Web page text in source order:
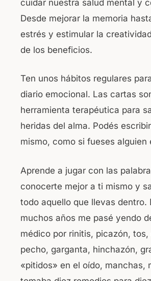
cuidar nuestra salud mental y
Desde mejorar la memoria
estrés y estimular la
de los beneficios.
Ten unos hábitos regulares
diario emocional. Las cartas
herramienta terapéutica para
heridas del alma. Podés
mismo, como si fueses alguien
Aprende a jugar con las
conocerte mejor a ti mismo y
todo aquello que llevas dentro.
muchos años me pasé yendo
médico por rinitis, picazón, tos,
pecho, garganta, hinchazón,
«pitidos» en el oído, manchas,